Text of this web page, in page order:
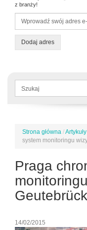
z branży!
Dodaj adres
Formularz
Jesteś
tutaj
Strona główna /Artykuły
system monitoringu
Praga
Geutebrück
14/02/2015